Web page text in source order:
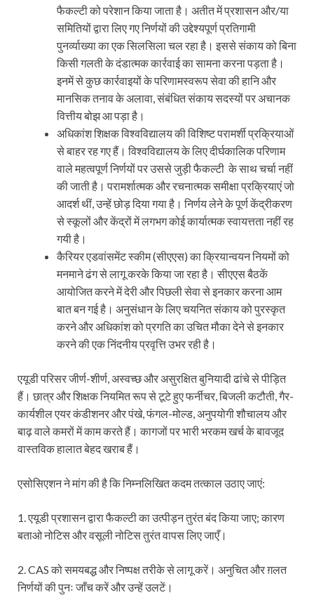
फैकल्टी को परेशान किया जाता है। अतीत में प्रशासन और/या
समितियों द्वारा लिए गए निर्णयों की उद्देश्यपूर्ण प्रतिगामी
पुनर्व्याख्या का एक सिलसिला चल रहा है। इससे संकाय को बिना
किसी गलती के दंडात्मक कार्रवाई का सामना करना पड़ता है।
इनमें से कुछ कार्रवाइयों के परिणामस्वरूप सेवा की हानि और
मानसिक तनाव के अलावा, संबंधित संकाय सदस्यों पर अचानक
वित्तीय बोझ आ पड़ा है।
अधिकांश शिक्षक विश्वविद्यालय की विशिष्ट परामर्शी प्रक्रियाओं
से बाहर रह गए हैं। विश्वविद्यालय के लिए दीर्घकालिक परिणाम
वाले महत्वपूर्ण निर्णयों पर उससे जुड़ी फैकल्टी के साथ चर्चा नहीं
की जाती है। परामर्शात्मक और रचनात्मक समीक्षा प्रक्रियाएं जो
आदर्श थीं, उन्हें छोड़ दिया गया है। निर्णय लेने के पूर्ण केंद्रीकरण
से स्कूलों और केंद्रों में लगभग कोई कार्यात्मक स्वायत्तता नहीं रह
गयी है।
कैरियर एडवांसमेंट स्कीम (सीएएस) का क्रियान्वयन नियमों को
मनमाने ढंग से लागू करके किया जा रहा है। सीएएस बैठकें
आयोजित करने में देरी और पिछली सेवा से इनकार करना आम
बात बन गई है। अनुसंधान के लिए चयनित संकाय को पुरस्कृत
करने और अधिकांश को प्रगति का उचित मौका देने से इनकार
करने की एक निंदनीय प्रवृत्ति उभर रही है।
एयूडी परिसर जीर्ण-शीर्ण, अस्वच्छ और असुरक्षित बुनियादी ढांचे से पीड़ित
हैं। छात्र और शिक्षक नियमित रूप से टूटे हुए फर्नीचर, बिजली कटौती, गैर-
कार्यशील एयर कंडीशनर और पंखे, फंगल-मोल्ड, अनुपयोगी शौचालय और
बाढ़ वाले कमरों में काम करते हैं। कागजों पर भारी भरकम खर्च के बावजूद
वास्तविक हालात बेहद खराब हैं।
एसोसिएशन ने मांग की है कि निम्नलिखित कदम तत्काल उठाए जाएं:
1. एयूडी प्रशासन द्वारा फैकल्टी का उत्पीड़न तुरंत बंद किया जाए; कारण
बताओ नोटिस और वसूली नोटिस तुरंत वापस लिए जाएँ।
2. CAS को समयबद्ध और निष्पक्ष तरीके से लागू करें। अनुचित और ग़लत
निर्णयों की पुनः जाँच करें और उन्हें उलटें।